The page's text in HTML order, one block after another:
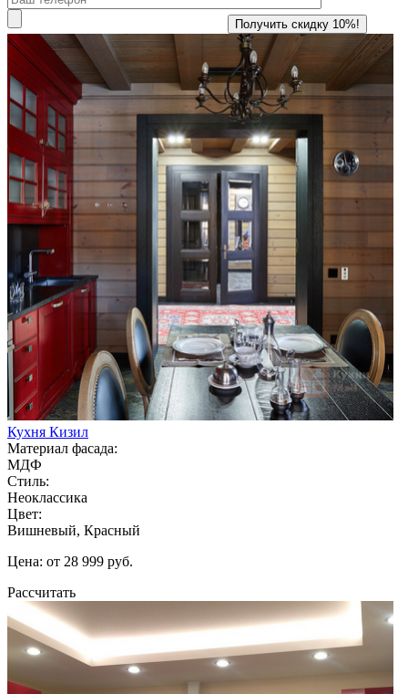
Кухня Кизил
Материал фасада:
МДФ
Стиль:
Неоклассика
Цвет:
Вишневый, Красный
Цена: от 28 999 руб.
Рассчитать